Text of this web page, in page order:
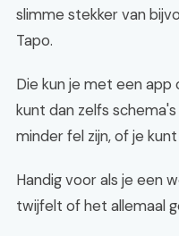
slimme stekker van
Tapo.
Die kun je met een
kunt dan zelfs
minder fel zijn, of je
Handig voor als je een
twijfelt of het allemaal